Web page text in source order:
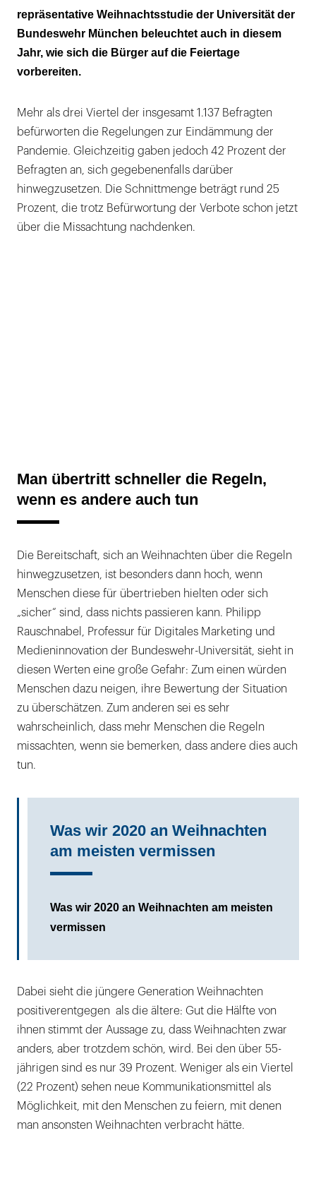
andere auch tun
Corona-Weihnachten ist auch eine gute
Ausrede
repräsentative Weihnachtsstudie der Universität der
Bundeswehr München beleuchtet auch in diesem
Jahr, wie sich die Bürger auf die Feiertage
vorbereiten.
Mehr als drei Viertel der insgesamt 1.137 Befragten
befürworten die Regelungen zur Eindämmung der
Pandemie. Gleichzeitig gaben jedoch 42 Prozent der
Befragten an, sich gegebenenfalls darüber
hinwegzusetzen. Die Schnittmenge beträgt rund 25
Prozent, die trotz Befürwortung der Verbote schon jetzt
über die Missachtung nachdenken.
Man übertritt schneller die Regeln,
wenn es andere auch tun
Die Bereitschaft, sich an Weihnachten über die Regeln
hinwegzusetzen, ist besonders dann hoch, wenn
Menschen diese für übertrieben hielten oder sich
„sicher“ sind, dass nichts passieren kann. Philipp
Rauschnabel, Professur für Digitales Marketing und
Medieninnovation der Bundeswehr-Universität, sieht in
diesen Werten eine große Gefahr: Zum einen würden
Menschen dazu neigen, ihre Bewertung der Situation
zu überschätzen. Zum anderen sei es sehr
wahrscheinlich, dass mehr Menschen die Regeln
missachten, wenn sie bemerken, dass andere dies auch
tun.
Was wir 2020 an Weihnachten
am meisten vermissen
Was wir 2020 an Weihnachten am meisten
vermissen
Dabei sieht die jüngere Generation Weihnachten
positiverentgegen als die ältere: Gut die Hälfte von
ihnen stimmt der Aussage zu, dass Weihnachten zwar
anders, aber trotzdem schön, wird. Bei den über 55-
jährigen sind es nur 39 Prozent. Weniger als ein Viertel
(22 Prozent) sehen neue Kommunikationsmittel als
Möglichkeit, mit den Menschen zu feiern, mit denen
man ansonsten Weihnachten verbracht hätte.